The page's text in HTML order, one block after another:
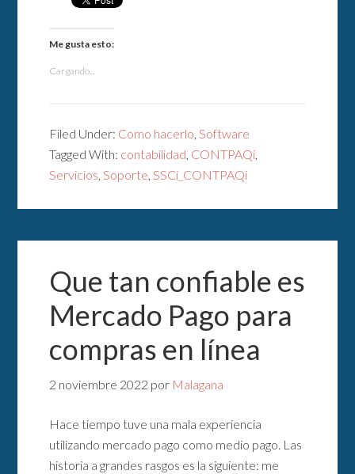
Me gusta esto:
Cargando...
Filed Under: Como hacerlo,Software
Tagged With: contabilidad, CONTPAQi,
Servicios,Soporte,SSCi_CONTPAQi
Que tan confiable es
Mercado Pago para
compras en línea
2 noviembre 2022 por Malagana
Hace tiempo tuve una mala experiencia
utilizando mercado pago como medio pago. Las
historia a grandes rasgos es la siguiente: me